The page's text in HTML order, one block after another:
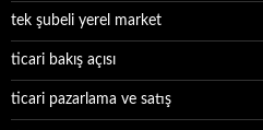
tek şubeli yerel market
ticari bakış açısı
ticari pazarlama ve satış